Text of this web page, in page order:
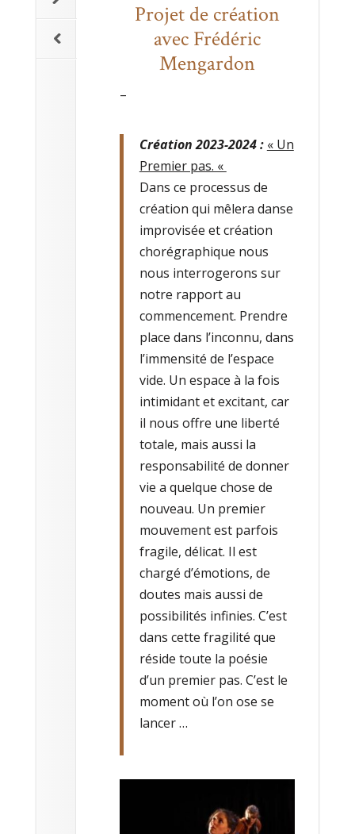
Projet de création
avec Frédéric
Mengardon
–
Création 2023-2024 : « Un
Premier pas. «
Dans ce processus de
création qui mêlera danse
improvisée et création
chorégraphique nous
nous interrogerons sur
notre rapport au
commencement. Prendre
place dans l’inconnu, dans
l’immensité de l’espace
vide. Un espace à la fois
intimidant et excitant, car
il nous offre une liberté
totale, mais aussi la
responsabilité de donner
vie a quelque chose de
nouveau. Un premier
mouvement est parfois
fragile, délicat. Il est
chargé d’émotions, de
doutes mais aussi de
possibilités infinies. C’est
dans cette fragilité que
réside toute la poésie
d’un premier pas. C’est le
moment où l’on ose se
lancer …